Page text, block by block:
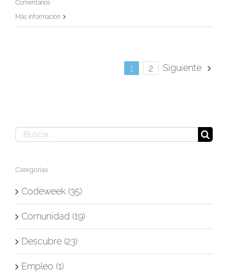
Comentarios
Más información
1 2 Siguiente
Buscar:
Categorías
Codeweek (35)
Comunidad (19)
Descubre (23)
Empleo (1)